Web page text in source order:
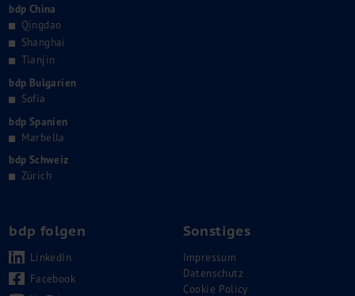
bdp China
Qingdao
Shanghai
Tianjin
bdp Bulgarien
Sofia
bdp Spanien
Marbella
bdp Schweiz
Zürich
bdp folgen
LinkedIn
Facebook
Sonstiges
Impressum
Datenschutz
Cookie Policy